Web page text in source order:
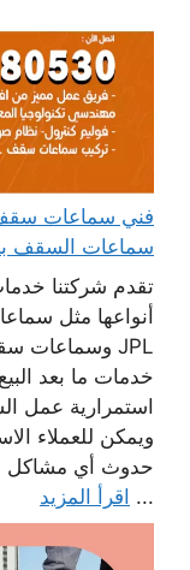
سماعات السقف
تقدم شركتنا
أنواعها مثل
خدمات ما بعد
استمرارية عمل
ويمكن للعملاء
حدوث أي مشاكل
... اقرأ المزيد